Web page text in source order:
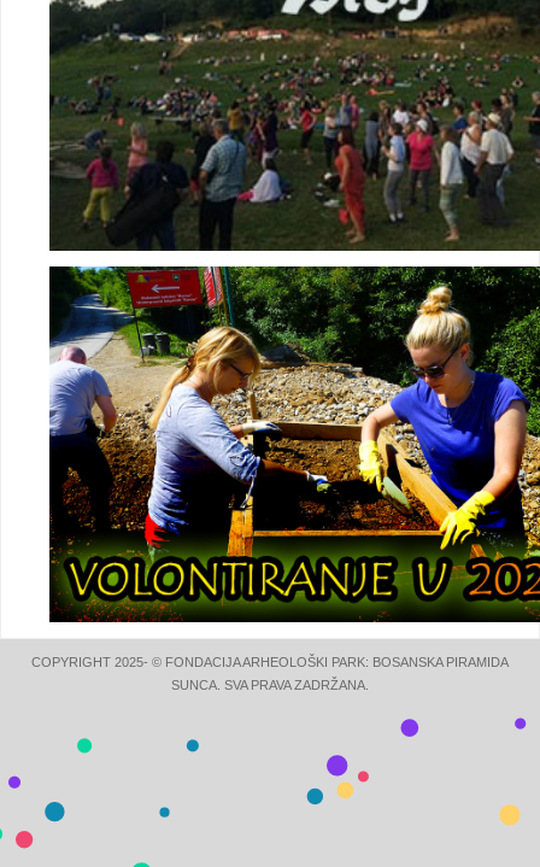
COPYRIGHT 2025- © FONDACIJA ARHEOLOŠKI PARK: BOSANSKA PIRAMIDA
SUNCA. SVA PRAVA ZADRŽANA.